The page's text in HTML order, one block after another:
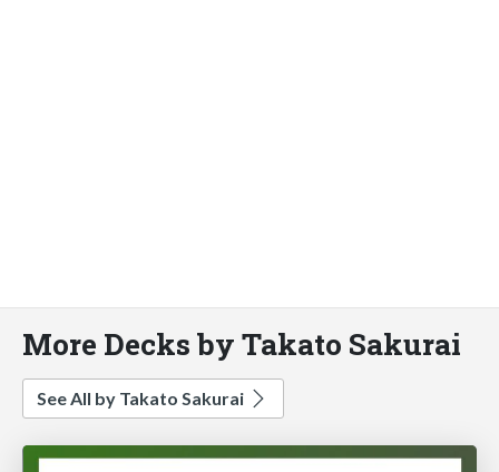
More Decks by Takato Sakurai
See All by Takato Sakurai